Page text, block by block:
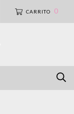
CARRITO 0